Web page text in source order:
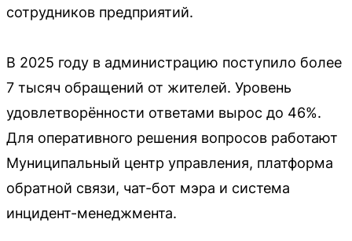
сотрудников предприятий.
В 2025 году в администрацию поступило более
7 тысяч обращений от жителей. Уровень
удовлетворённости ответами вырос до 46%.
Для оперативного решения вопросов работают
Муниципальный центр управления, платформа
обратной связи, чат-бот мэра и система
инцидент-менеджмента.